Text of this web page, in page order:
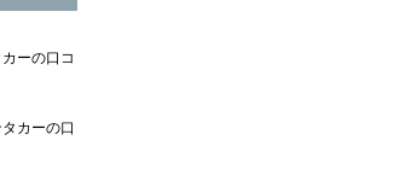
ーの口コ
カーの口